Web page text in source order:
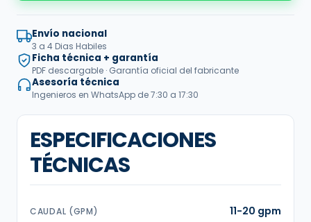
Envío nacional
3 a 4 Dias Habiles
Ficha técnica + garantía
PDF descargable · Garantía oficial del fabricante
Asesoría técnica
Ingenieros en WhatsApp de 7:30 a 17:30
ESPECIFICACIONES
TÉCNICAS
CAUDAL (GPM) 11-20 gpm